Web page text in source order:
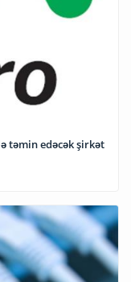
təmin edəcək şirkət